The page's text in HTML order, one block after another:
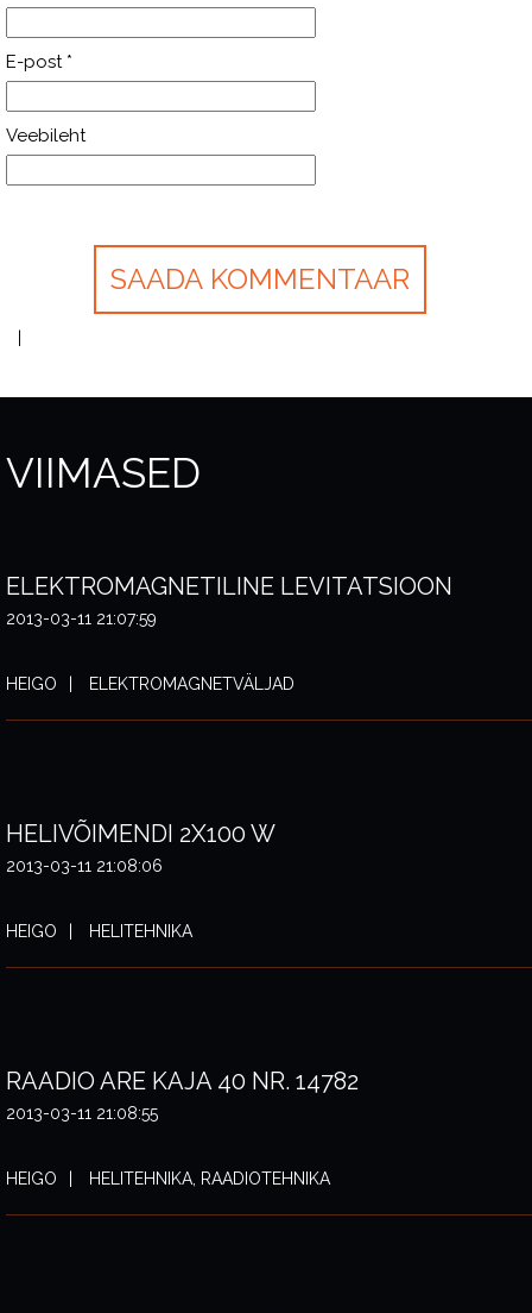
E-post *
Veebileht
VIIMASED
ELEKTROMAGNETILINE LEVITATSIOON
2013-03-11 21:07:59
HEIGO ELEKTROMAGNETVÄLJAD
HELIVÕIMENDI 2X100 W
2013-03-11 21:08:06
HEIGO HELITEHNIKA
RAADIO ARE KAJA 40 NR. 14782
2013-03-11 21:08:55
HEIGO HELITEHNIKA, RAADIOTEHNIKA